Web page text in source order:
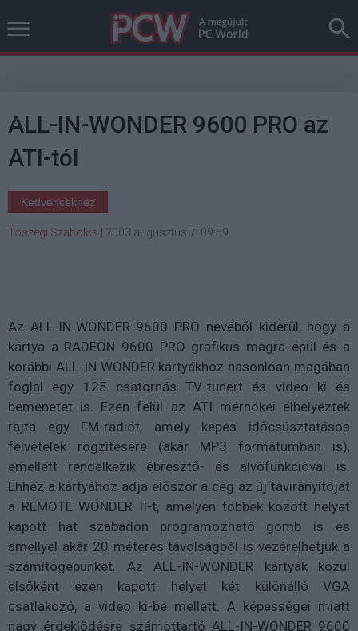
ALL-IN-WONDER 9600 PRO az
ATI-tól
Kedvencekhez
Tószegi Szabolcs 2003 augusztus 7. 09:59
Az ALL-IN-WONDER 9600 PRO nevéből kiderül, hogy a
kártya a RADEON 9600 PRO grafikus magra épül és a
korábbi ALL-IN WONDER kártyákhoz hasonlóan magában
foglal egy 125 csatornás TV-tunert és video ki és
bemenetet is. Ezen felül az ATI mérnökei elhelyeztek
rajta egy FM-rádiót, amely képes időcsúsztatásos
felvételek rögzítésére (akár MP3 formátumban is),
emellett rendelkezik ébresztő- és alvófunkcióval is.
Ehhez a kártyához adja először a cég az új távirányítóját
a REMOTE WONDER II-t, amelyen többek között helyet
kapott hat szabadon programozható gomb is és
amellyel akár 20 méteres távolságból is vezérelhetjük a
számítógépünket. Az ALL-IN-WONDER kártyák közül
elsőként ezen kapott helyet két különálló VGA
csatlakozó, a video ki-be mellett. A képességei miatt
nagy érdeklődésre számottartó ALL-IN-WONDER 9600